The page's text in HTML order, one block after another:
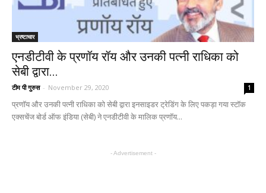
भ्रष्टाचार
एनडीटीवी के प्रणॉय रॉय और उनकी पत्नी राधिका को
सेबी द्वारा...
टीम पी गुरुस - November 29, 2020 1
प्रणॉय और उनकी पत्नी राधिका को सेबी द्वारा इनसाइडर ट्रेडिंग के लिए पकड़ा गया स्टॉक
एक्सचेंज बोर्ड ऑफ इंडिया (सेबी) ने एनडीटीवी के मालिक प्रणॉय...
- Advertisement -